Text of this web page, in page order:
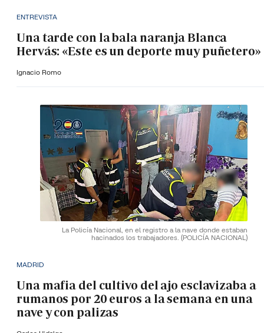
ENTREVISTA
Una tarde con la bala naranja Blanca
Hervás: «Este es un deporte muy puñetero»
Ignacio Romo
La Policía Nacional, en el registro a la nave donde estaban
hacinados los trabajadores. (POLICÍA NACIONAL)
MADRID
Una mafia del cultivo del ajo esclavizaba a
rumanos por 20 euros a la semana en una
nave y con palizas